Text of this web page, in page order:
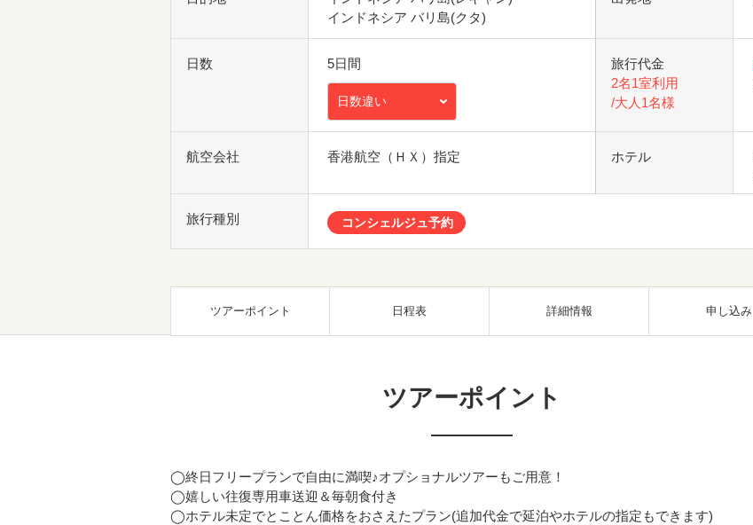
インドネシア バリ島(クタ)
日数 5日間
日数違い
旅行代金
2名1室利用
/大人1名様
航空会社 香港航空（ＨＸ）指定 ホテル
旅行種別 コンシェルジュ予約
ツアーポイント 日程表 詳細情報 申し込み
ツアーポイント
◯終日フリープランで自由に満喫♪オプショナルツアーもご用意！
◯嬉しい往復専用車送迎＆毎朝食付き
◯ホテル未定でとことん価格をおさえたプラン(追加代金で延泊やホテルの指定もできます)